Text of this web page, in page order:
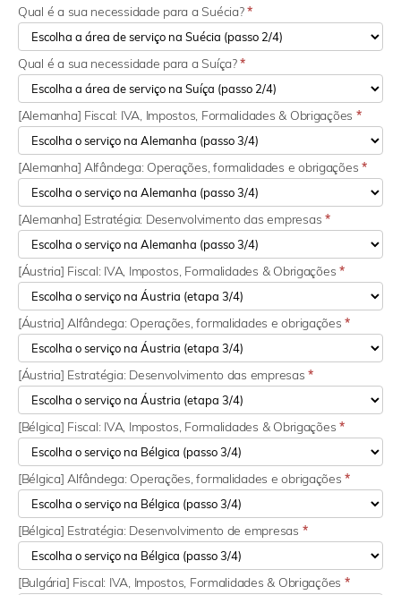
Qual é a sua necessidade para a Suécia?*
Qual é a sua necessidade para a Suíça?*
[Alemanha] Fiscal: IVA, Impostos, Formalidades & Obrigações *
[Alemanha] Alfândega: Operações, formalidades e obrigações*
[Alemanha] Estratégia: Desenvolvimento das empresas *
[Áustria] Fiscal: IVA, Impostos, Formalidades & Obrigações*
[Áustria] Alfândega: Operações, formalidades e obrigações*
[Áustria] Estratégia: Desenvolvimento das empresas*
[Bélgica] Fiscal: IVA, Impostos, Formalidades & Obrigações*
[Bélgica] Alfândega: Operações, formalidades e obrigações*
[Bélgica] Estratégia: Desenvolvimento de empresas *
[Bulgária] Fiscal: IVA, Impostos, Formalidades & Obrigações *